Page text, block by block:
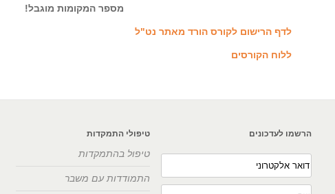
מספר המקומות מוגבל!
לדף הרישום לקורס הורד מאתר נט"ל
ללוח הקורסים
טיפולי התמקדות
טיפול בהתמקדות
התמודדות עם משבר
הרשמו לעדכונים